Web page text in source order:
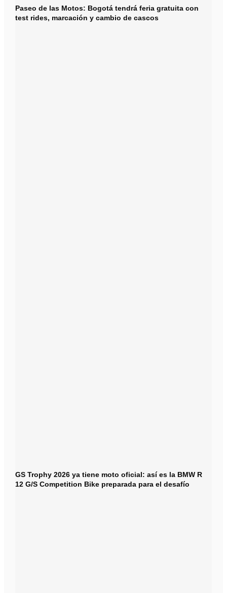
Paseo de las Motos: Bogotá tendrá feria gratuita con
test rides, marcación y cambio de cascos
GS Trophy 2026 ya tiene moto oficial: así es la BMW R
12 G/S Competition Bike preparada para el desafío